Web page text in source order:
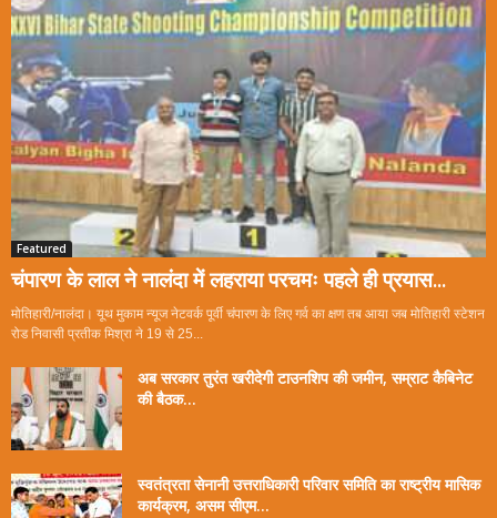
Featured
चंपारण के लाल ने नालंदा में लहराया परचमः पहले ही प्रयास...
मोतिहारी/नालंदा। यूथ मुकाम न्यूज नेटवर्क पूर्वी चंपारण के लिए गर्व का क्षण तब आया जब मोतिहारी स्टेशन
रोड निवासी प्रतीक मिश्रा ने 19 से 25...
अब सरकार तुरंत खरीदेगी टाउनशिप की जमीन, सम्राट कैबिनेट
की बैठक...
स्वतंत्रता सेनानी उत्तराधिकारी परिवार समिति का राष्ट्रीय मासिक
कार्यक्रम, असम सीएम...